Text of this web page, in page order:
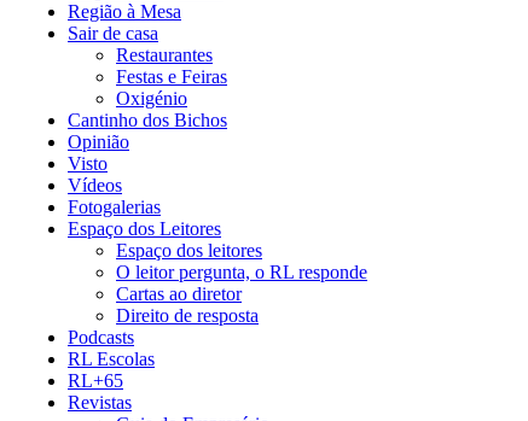
Região à Mesa
Sair de casa
Restaurantes
Festas e Feiras
Oxigénio
Cantinho dos Bichos
Opinião
Visto
Vídeos
Fotogalerias
Espaço dos Leitores
Espaço dos leitores
O leitor pergunta, o RL responde
Cartas ao diretor
Direito de resposta
Podcasts
RL Escolas
RL+65
Revistas